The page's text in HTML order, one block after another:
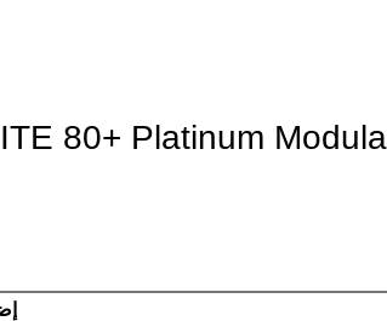
80+ Platinum